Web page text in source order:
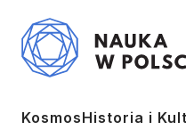
KosmosHistoria i